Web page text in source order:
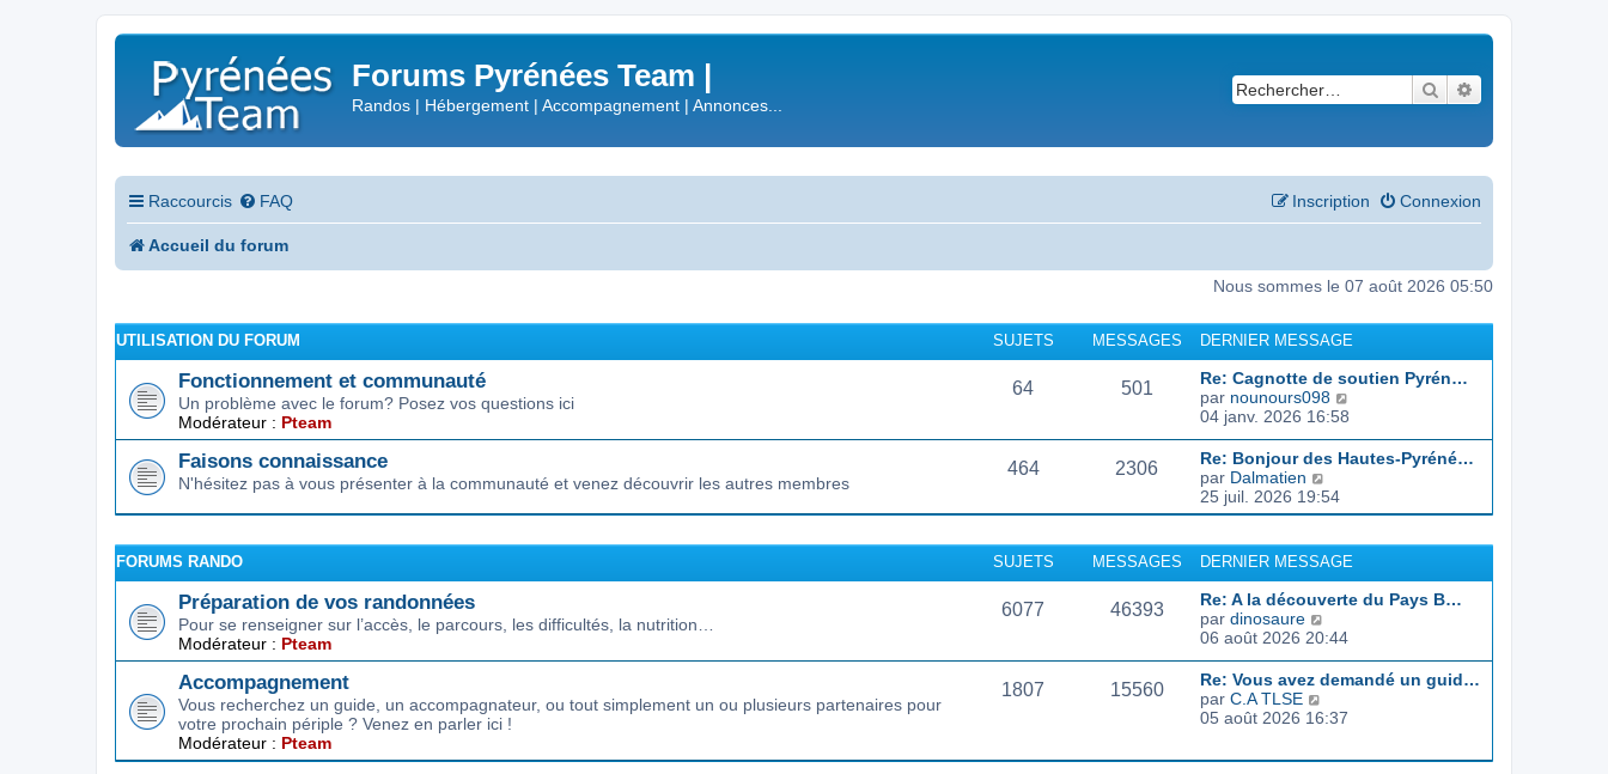
Forums Pyrénées Team |
Randos | Hébergement | Accompagnement | Annonces...
Rechercher
Raccourcis FAQ Connexion
Inscription
Accueil du forum
Nous sommes le 07 août 2026 05:50
UTILISATION DU FORUM SUJETS MESSAGES DERNIER MESSAGE
Fonctionnement et communauté
Un problème avec le forum? Posez vos questions ici
Modérateur : Pteam
64 501
Re: Cagnotte de soutien Pyrén…
par nounours098
s
t
r
l
e
d
n
i
e
04 janv. 2026 16:58
Faisons connaissance
N'hésitez pas à vous présenter à la communauté et venez découvrir les autres membres
464 2306
Re: Bonjour des Hautes-Pyréné…
par Dalmatien
o
n
u
l
e
l
e
d
r
i
25 juil. 2026 19:54
FORUMS RANDO SUJETS MESSAGES DERNIER MESSAGE
Préparation de vos randonnées
Pour se renseigner sur l’accès, le parcours, les difficultés, la nutrition…
Modérateur : Pteam
6077 46393
Re: A la découverte du Pays B…
par dinosaure
o
s
l
06 août 2026 20:44
Accompagnement
Vous recherchez un guide, un accompagnateur, ou tout simplement un ou plusieurs partenaires pour
votre prochain périple ? Venez en parler ici !
Modérateur : Pteam
1807 15560
Re: Vous avez demandé un guid…
par C.A TLSE
o
05 août 2026 16:37